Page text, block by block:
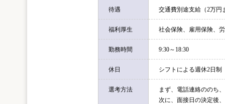
待遇 交通費別途支給（2万円
福利厚生 社会保険、雇用保険、
勤務時間 9:30～18:30
休日 シフトによる週休2日制
選考方法
まず、電話連絡ののち
次に、面接日の決定後